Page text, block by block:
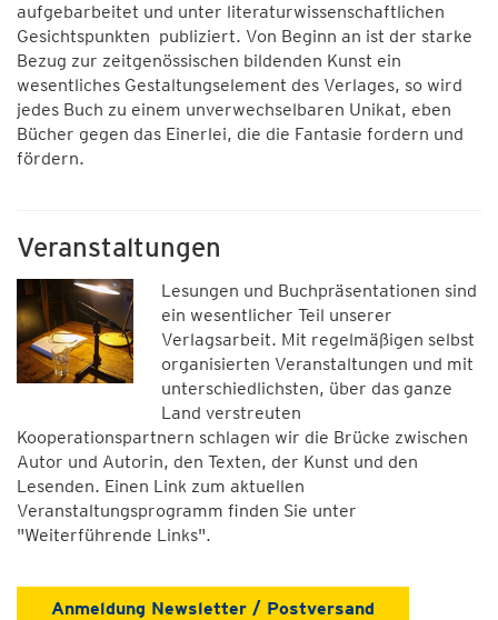
aufgebarbeitet und unter literaturwissenschaftlichen
Gesichtspunkten publiziert. Von Beginn an ist der starke
Bezug zur zeitgenössischen bildenden Kunst ein
wesentliches Gestaltungselement des Verlages, so wird
jedes Buch zu einem unverwechselbaren Unikat, eben
Bücher gegen das Einerlei, die die Fantasie fordern und
fördern.
Veranstaltungen
Lesungen und Buchpräsentationen sind
ein wesentlicher Teil unserer
Verlagsarbeit. Mit regelmäßigen selbst
organisierten Veranstaltungen und mit
unterschiedlichsten, über das ganze
Land verstreuten
Kooperationspartnern schlagen wir die Brücke zwischen
Autor und Autorin, den Texten, der Kunst und den
Lesenden. Einen Link zum aktuellen
Veranstaltungsprogramm finden Sie unter
"Weiterführende Links".
Anmeldung Newsletter / Postversand